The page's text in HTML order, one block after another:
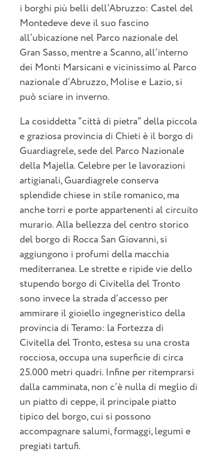
i borghi più belli dell’Abruzzo: Castel del
Montedeve deve il suo fascino
all’ubicazione nel Parco nazionale del
Gran Sasso, mentre a Scanno, all’interno
dei Monti Marsicani e vicinissimo al Parco
nazionale d’Abruzzo, Molise e Lazio, si
può sciare in inverno.
La cosiddetta “città di pietra” della piccola
e graziosa provincia di Chieti è il borgo di
Guardiagrele, sede del Parco Nazionale
della Majella. Celebre per le lavorazioni
artigianali, Guardiagrele conserva
splendide chiese in stile romanico, ma
anche torri e porte appartenenti al circuito
murario. Alla bellezza del centro storico
del borgo di Rocca San Giovanni, si
aggiungono i profumi della macchia
mediterranea. Le strette e ripide vie dello
stupendo borgo di Civitella del Tronto
sono invece la strada d’accesso per
ammirare il gioiello ingegneristico della
provincia di Teramo: la Fortezza di
Civitella del Tronto, estesa su una crosta
rocciosa, occupa una superficie di circa
25.000 metri quadri. Infine per ritemprarsi
dalla camminata, non c’è nulla di meglio di
un piatto di ceppe, il principale piatto
tipico del borgo, cui si possono
accompagnare salumi, formaggi, legumi e
pregiati tartufi.